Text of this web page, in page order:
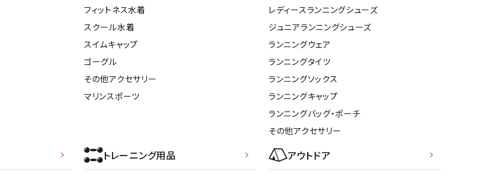
フィットネス水着
スクール水着
スイムキャップ
ゴーグル
その他アクセサリー
マリンスポーツ
レディースランニングシューズ
ジュニアランニングシューズ
ランニングウェア
ランニングタイツ
ランニングソックス
ランニングキャップ
ランニングバッグ・ポーチ
その他アクセサリー
トレーニング用品 アウトドア